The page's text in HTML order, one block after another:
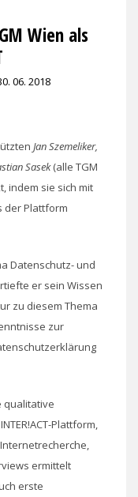
Wien als
06. 2018
Jan Szemeliker,
Sasek(alle TGM
indem sie sich mit
der Plattform
Datenschutz- und
er sein Wissen
zu diesem Thema
zur
qualitative
Plattform,
ermittelt
erste